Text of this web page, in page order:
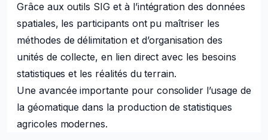
Grâce aux outils SIG et à l’intégration des données
spatiales, les participants ont pu maîtriser les
méthodes de délimitation et d’organisation des
unités de collecte, en lien direct avec les besoins
statistiques et les réalités du terrain.
Une avancée importante pour consolider l’usage de
la géomatique dans la production de statistiques
agricoles modernes.